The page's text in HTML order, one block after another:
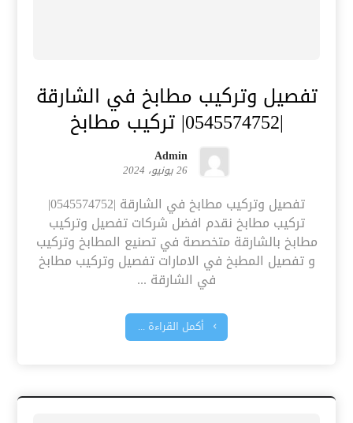
تفصيل وتركيب مطابخ في الشارقة
|0545574752| تركيب مطابخ
Admin
26 يونيو، 2024
تفصيل وتركيب مطابخ في الشارقة |0545574752|
تركيب مطابخ نقدم افضل شركات تفصيل وتركيب
مطابخ بالشارقة متخصصة في تصنيع المطابخ وتركيب
و تفصيل المطبخ في الامارات تفصيل وتركيب مطابخ
في الشارقة ...
أكمل القراءة ...